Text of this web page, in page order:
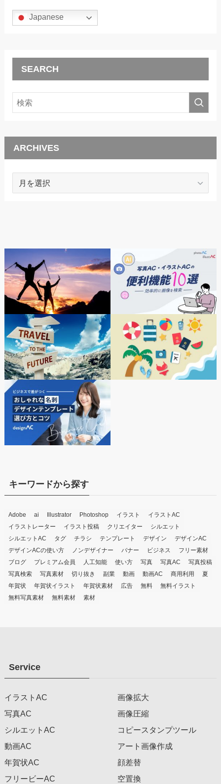
Japanese
SEARCH
ARCHIVES
ARCHIVES
キーワードから探す
Adobe ai Illustrator Photoshop イラスト
イラストAC
イラストレーター
イラスト投稿 クリエイター
シルエット
シルエットAC
タグ チラシ テンプレート デザイン
デザインAC
デザインACの使い方
ノンデザイナー バナー ビジネス
フリー素材
ブログ
プレミアム会員 人工知能 使い方 写真 写真AC
写真投稿
写真検索
写真素材 切り抜き 副業 動画 動画AC 商用利用
夏
年賀状
年賀状イラスト 年賀状素材 広告 無料
無料イラスト
無料写真素材
無料素材 素材
Service
イラストAC
写真AC
シルエットAC
動画AC
年賀状AC
フリービーAC
画像拡大
画像圧縮
コピースタンプツール
アート画像作成
顔差替
空置換